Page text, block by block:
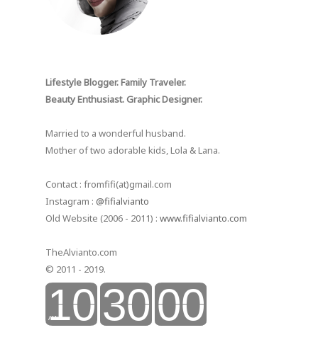
Lifestyle Blogger. Family Traveler.
Beauty Enthusiast. Graphic Designer.
Married to a wonderful husband.
Mother of two adorable kids, Lola & Lana.
Contact : fromfifi(at)gmail.com
Instagram : @fifialvianto
Old Website (2006 - 2011) : www.fifialvianto.com
TheAlvianto.com
© 2011 - 2019.